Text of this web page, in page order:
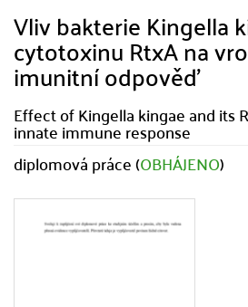
Vliv bakterie Kingella
cytotoxinu RtxA na
imunitní odpověď
Effect of Kingella kingae and its
innate immune response
diplomová práce (OBHÁJENO)